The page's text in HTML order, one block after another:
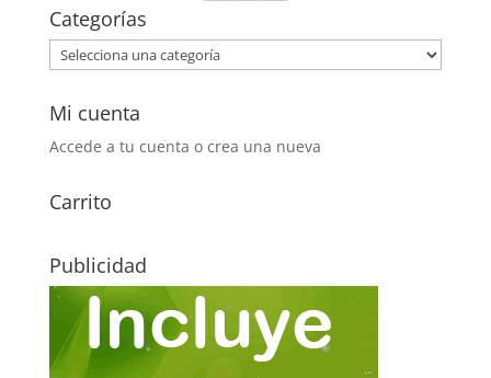
Categorías
Mi cuenta
Accede a tu cuenta o crea una nueva
Carrito
Publicidad